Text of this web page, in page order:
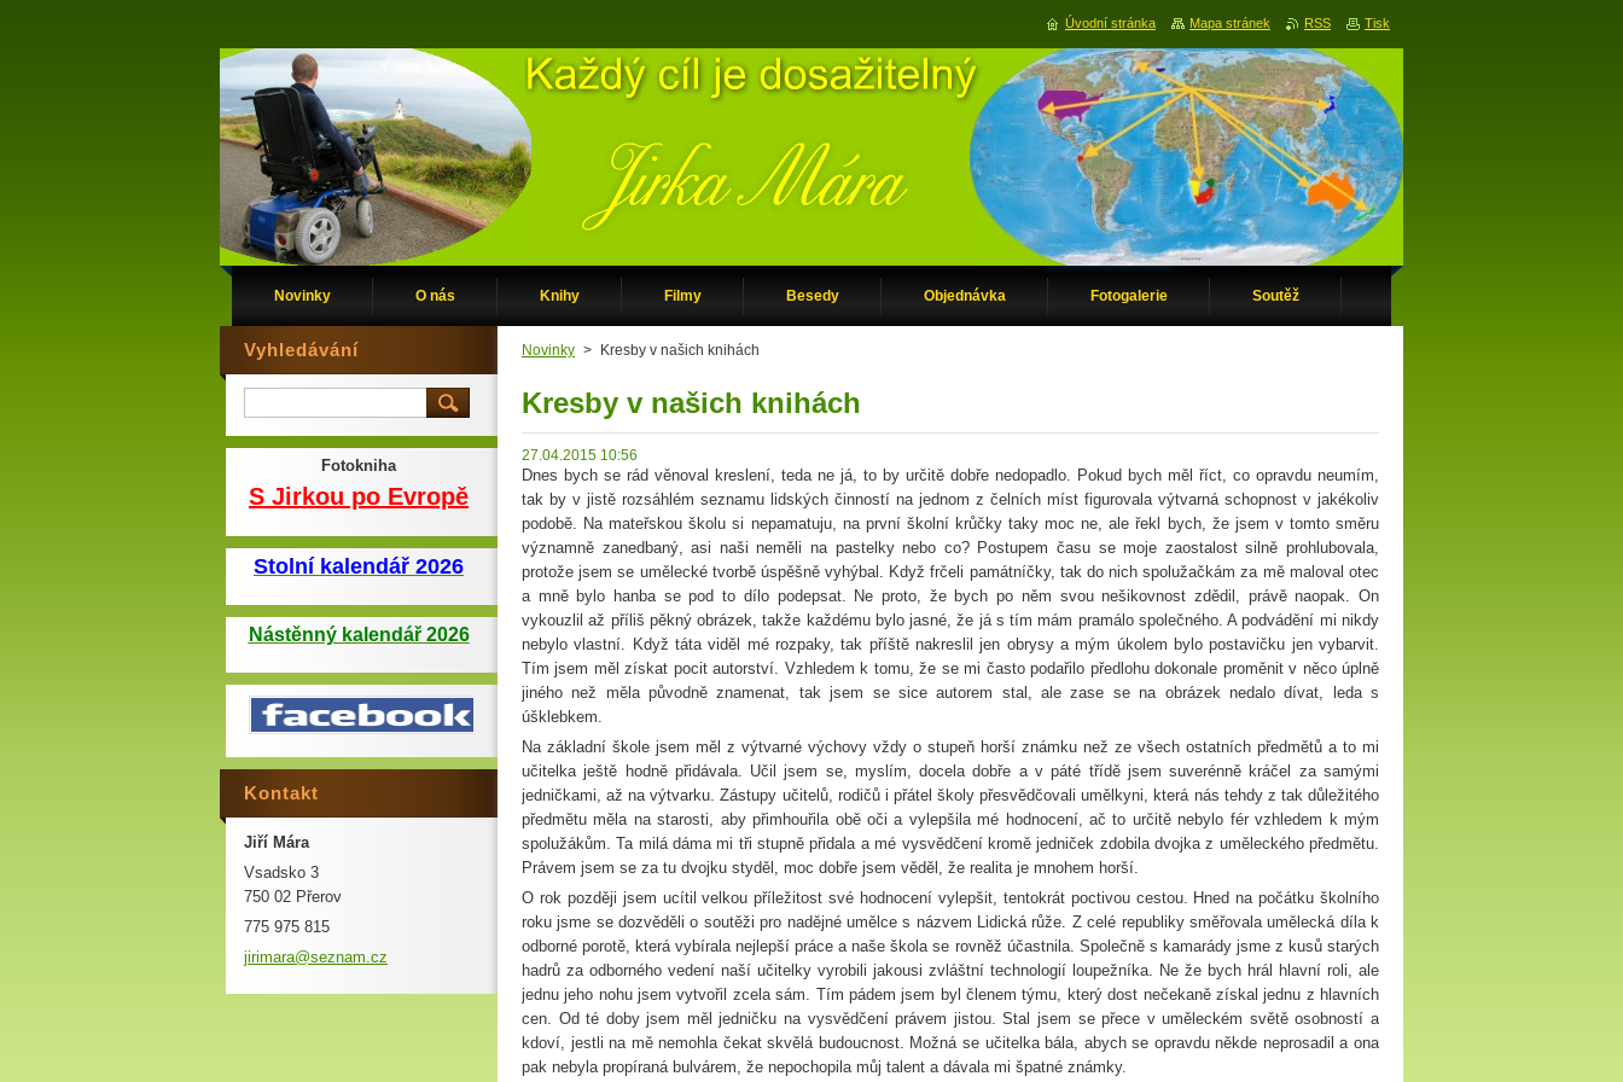
Novinky O nás Knihy Filmy Besedy Objednávka Fotogalerie Soutěž
Novinky > Kresby v našich knihách
Kresby v našich knihách
27.04.2015 10:56
Dnes bych se rád věnoval kreslení, teda ne já, to by určitě dobře nedopadlo. Pokud bych měl říct, co opravdu neumím,
tak by v jistě rozsáhlém seznamu lidských činností na jednom z čelních míst figurovala výtvarná schopnost v jakékoliv
podobě. Na mateřskou školu si nepamatuju, na první školní krůčky taky moc ne, ale řekl bych, že jsem v tomto směru
významně zanedbaný, asi naši neměli na pastelky nebo co? Postupem času se moje zaostalost silně prohlubovala,
protože jsem se umělecké tvorbě úspěšně vyhýbal. Když frčeli památníčky, tak do nich spolužačkám za mě maloval otec
a mně bylo hanba se pod to dílo podepsat. Ne proto, že bych po něm svou nešikovnost zdědil, právě naopak. On
vykouzlil až příliš pěkný obrázek, takže každému bylo jasné, že já s tím mám pramálo společného. A podvádění mi nikdy
nebylo vlastní. Když táta viděl mé rozpaky, tak příště nakreslil jen obrysy a mým úkolem bylo postavičku jen vybarvit.
Tím jsem měl získat pocit autorství. Vzhledem k tomu, že se mi často podařilo předlohu dokonale proměnit v něco úplně
jiného než měla původně znamenat, tak jsem se sice autorem stal, ale zase se na obrázek nedalo dívat, leda s
úšklebkem.
Na základní škole jsem měl z výtvarné výchovy vždy o stupeň horší známku než ze všech ostatních předmětů a to mi
učitelka ještě hodně přidávala. Učil jsem se, myslím, docela dobře a v páté třídě jsem suverénně kráčel za samými
jedničkami, až na výtvarku. Zástupy učitelů, rodičů i přátel školy přesvědčovali umělkyni, která nás tehdy z tak důležitého
předmětu měla na starosti, aby přimhouřila obě oči a vylepšila mé hodnocení, ač to určitě nebylo fér vzhledem k mým
spolužákům. Ta milá dáma mi tři stupně přidala a mé vysvědčení kromě jedniček zdobila dvojka z uměleckého předmětu.
Právem jsem se za tu dvojku styděl, moc dobře jsem věděl, že realita je mnohem horší.
O rok později jsem ucítil velkou příležitost své hodnocení vylepšit, tentokrát poctivou cestou. Hned na počátku školního
roku jsme se dozvěděli o soutěži pro nadějné umělce s názvem Lidická růže. Z celé republiky směřovala umělecká díla k
odborné porotě, která vybírala nejlepší práce a naše škola se rovněž účastnila. Společně s kamarády jsme z kusů starých
hadrů za odborného vedení naší učitelky vyrobili jakousi zvláštní technologií loupežníka. Ne že bych hrál hlavní roli, ale
jednu jeho nohu jsem vytvořil zcela sám. Tím pádem jsem byl členem týmu, který dost nečekaně získal jednu z hlavních
cen. Od té doby jsem měl jedničku na vysvědčení právem jistou. Stal jsem se přece v uměleckém světě osobností a
kdoví, jestli na mě nemohla čekat skvělá budoucnost. Možná se učitelka bála, abych se opravdu někde neprosadil a ona
pak nebyla propíraná bulvárem, že nepochopila můj talent a dávala mi špatné známky.
Vyhledávání
Fotokniha
S Jirkou po Evropě
Stolní kalendář 2026
Nástěnný kalendář 2026
Kontakt
Jiří Mára
Vsadsko 3
750 02 Přerov
775 975 815
jirimara@seznam.cz
Úvodní stránka Mapa stránek RSS Tisk